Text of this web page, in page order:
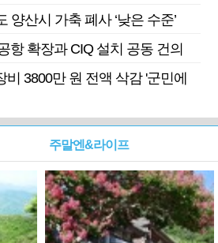
양산시 가축 폐사 ‘낮은 수준’
항 확장과 CIQ 설치 공동 건의
3800만 원 전액 삭감 '군민에
주말엔&라이프